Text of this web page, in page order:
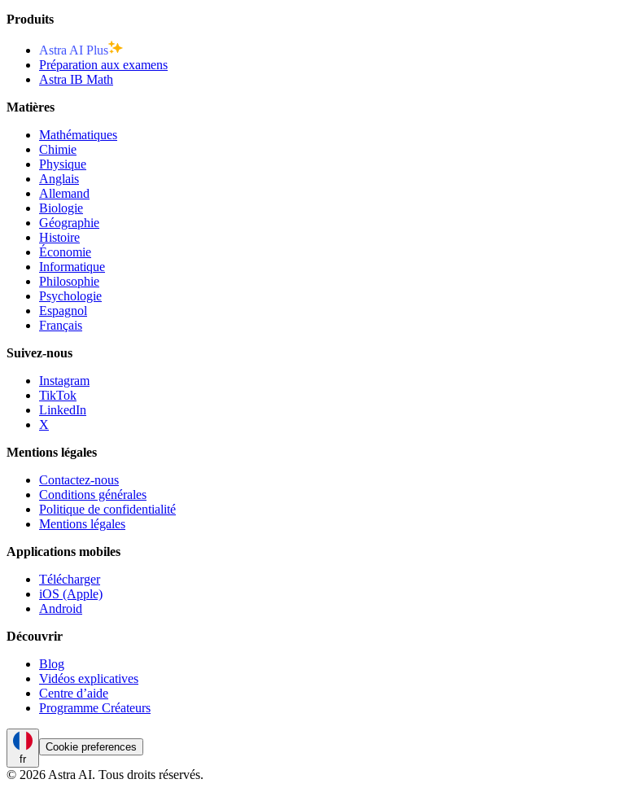
Produits
Astra AI Plus
Préparation aux examens
Astra IB Math
Matières
Mathématiques
Chimie
Physique
Anglais
Allemand
Biologie
Géographie
Histoire
Économie
Informatique
Philosophie
Psychologie
Espagnol
Français
Suivez-nous
Instagram
TikTok
LinkedIn
X
Mentions légales
Contactez-nous
Conditions générales
Politique de confidentialité
Mentions légales
Applications mobiles
Télécharger
iOS (Apple)
Android
Découvrir
Blog
Vidéos explicatives
Centre d’aide
Programme Créateurs
fr
Cookie preferences
© 2026 Astra AI. Tous droits réservés.